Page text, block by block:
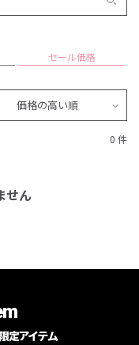
セール価格
価格の高い順
0 件
せん
定アイテム